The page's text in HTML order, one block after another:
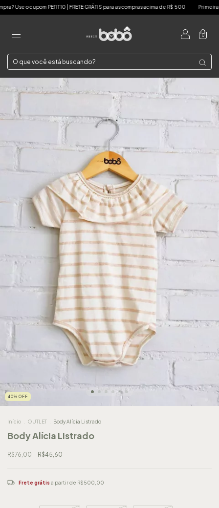
PETIT10 | FRETE GRÁTIS para as compras acima de R$ 500 Primeira compra?
0
40% OFF
Início OUTLET Body Alícia Listrado
Body Alícia Listrado
R$76,00 R$45,60
Frete grátis a partir de R$500,00